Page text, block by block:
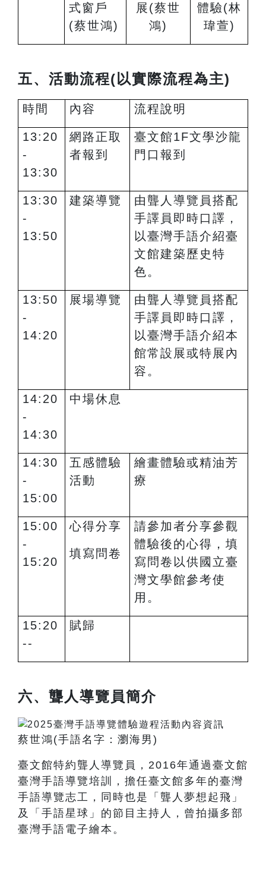
式窗戶
(蔡世鴻)
展(蔡世
鴻)
體驗(林
瑋萱)
五、活動流程(以實際流程為主)
時間 內容 流程說明
13:20
-
13:30
網路正取
者報到
臺文館1F文學沙龍
門口報到
13:30
-
13:50
建築導覽
由聾人導覽員搭配
手譯員即時口譯，
以臺灣手語介紹臺
文館建築歷史特
色。
13:50
-
14:20
展場導覽
由聾人導覽員搭配
手譯員即時口譯，
以臺灣手語介紹本
館常設展或特展內
容。
14:20
-
14:30
中場休息
14:30
-
15:00
五感體驗
活動
繪畫體驗或精油芳
療
15:00
-
15:20
心得分享
填寫問卷
請參加者分享參觀
體驗後的心得，填
寫問卷以供國立臺
灣文學館參考使
用。
15:20
--
賦歸
六、聾人導覽員簡介
蔡世鴻(手語名字：瀏海男 )
臺文館特約聾人導覽員，2016年通過臺文館
臺灣手語導覽培訓，擔任臺文館多年的臺灣
手語導覽志工，同時也是「聾人夢想起飛」
及「手語星球」的節目主持人，曾拍攝多部
臺灣手語電子繪本。